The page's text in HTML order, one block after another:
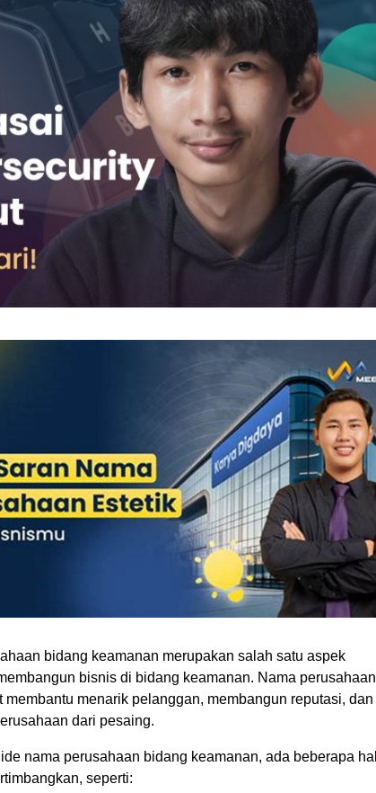
bidang keamanan merupakan salah satu aspek
bisnis di bidang keamanan. Nama perusahaan
membantu menarik pelanggan, membangun reputasi, dan
dari pesaing.
nama perusahaan bidang keamanan, ada beberapa hal
seperti: